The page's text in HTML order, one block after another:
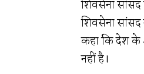
शिवसेना सांसद
शिवसेना
कहा कि देश के
नहीं है।